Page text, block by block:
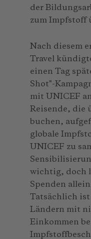
der
zum Impfstoff
Nach diesem
Travel
einen Tag
Shot"-
mit UNICEF
Reisende, die
buchen,
globale
UNICEF zu
wichtig, doch
Spenden
Tatsächlich
Ländern mit
Einkommen